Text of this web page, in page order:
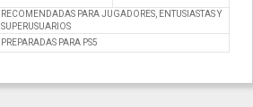
RECOMENDADAS PARA JUGADORES, ENTUSIASTAS Y
SUPERUSUARIOS
PREPARADAS PARA PS5